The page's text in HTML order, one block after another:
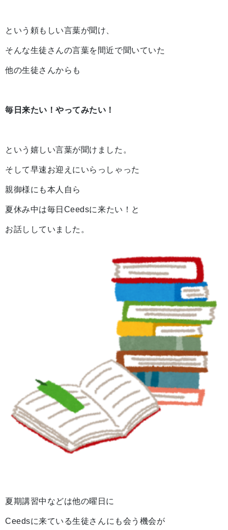
という頼もしい言葉が聞け、
そんな生徒さんの言葉を間近で聞いていた
他の生徒さんからも
毎日来たい！やってみたい！
という嬉しい言葉が聞けました。
そして早速お迎えにいらっしゃった
親御様にも本人自ら
夏休み中は毎日Ceedsに来たい！と
お話ししていました。
夏期講習中などは他の曜日に
Ceedsに来ている生徒さんにも会う機会が